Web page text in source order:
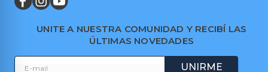
UNITE A NUESTRA COMUNIDAD Y RECIBÍ LAS
ÚLTIMAS NOVEDADES
UNIRME